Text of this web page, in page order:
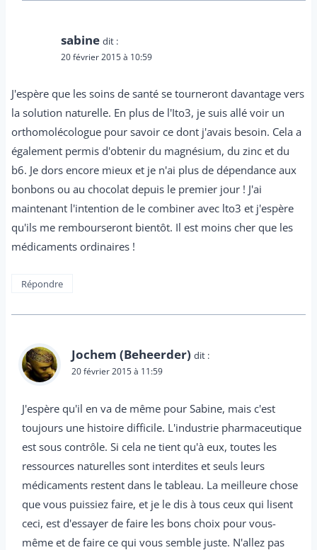
sabine dit :
20 février 2015 à 10:59
J'espère que les soins de santé se tourneront davantage vers
la solution naturelle. En plus de l'Ito3, je suis allé voir un
orthomolécologue pour savoir ce dont j'avais besoin. Cela a
également permis d'obtenir du magnésium, du zinc et du
b6. Je dors encore mieux et je n'ai plus de dépendance aux
bonbons ou au chocolat depuis le premier jour ! J'ai
maintenant l'intention de le combiner avec lto3 et j'espère
qu'ils me rembourseront bientôt. Il est moins cher que les
médicaments ordinaires !
Répondre
Jochem (Beheerder) dit :
20 février 2015 à 11:59
J'espère qu'il en va de même pour Sabine, mais c'est
toujours une histoire difficile. L'industrie pharmaceutique
est sous contrôle. Si cela ne tient qu'à eux, toutes les
ressources naturelles sont interdites et seuls leurs
médicaments restent dans le tableau. La meilleure chose
que vous puissiez faire, et je le dis à tous ceux qui lisent
ceci, est d'essayer de faire les bons choix pour vous-
même et de faire ce qui vous semble juste. N'allez pas